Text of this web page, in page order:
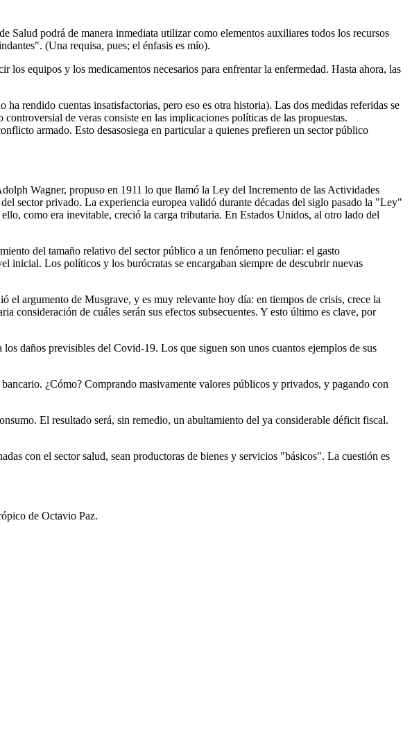
podrá de manera inmediata utilizar como elementos auxiliares todos los recursos
(Una requisa, pues; el énfasis es mío).
equipos y los medicamentos necesarios para enfrentar la enfermedad. Hasta ahora, las
rendido cuentas insatisfactorias, pero eso es otra historia). Las dos medidas referidas se
de veras consiste en las implicaciones políticas de las propuestas.
armado. Esto desasosiega en particular a quienes prefieren un sector público
Wagner, propuso en 1911 lo que llamó la Ley del Incremento de las Actividades
sector privado. La experiencia europea validó durante décadas del siglo pasado la "Ley"
como era inevitable, creció la carga tributaria. En Estados Unidos, al otro lado del
del tamaño relativo del sector público a un fenómeno peculiar: el gasto
inicial. Los políticos y los burócratas se encargaban siempre de descubrir nuevas
el argumento de Musgrave, y es muy relevante hoy día: en tiempos de crisis, crece la
consideración de cuáles serán sus efectos subsecuentes. Y esto último es clave, por
daños previsibles del Covid-19. Los que siguen son unos cuantos ejemplos de sus
¿Cómo? Comprando masivamente valores públicos y privados, y pagando con
El resultado será, sin remedio, un abultamiento del ya considerable déficit fiscal.
con el sector salud, sean productoras de bienes y servicios "básicos". La cuestión es
de Octavio Paz.